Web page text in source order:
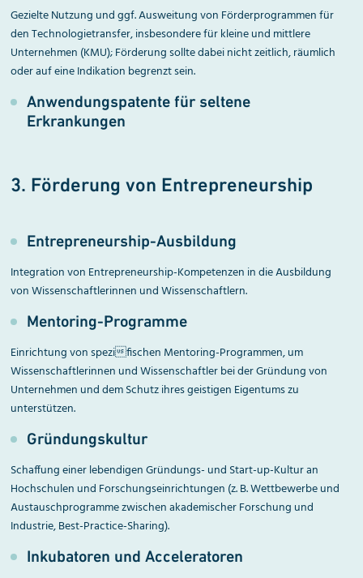
Gezielte Nutzung und ggf. Ausweitung von Förderprogrammen für
den Technologietransfer, insbesondere für kleine und mittlere
Unternehmen (KMU); Förderung sollte dabei nicht zeitlich, räumlich
oder auf eine Indikation begrenzt sein.
Anwendungspatente für seltene
Erkrankungen
3. Förderung von Entrepreneur­ship
Entrepreneurship-Ausbildung
Integration von Entrepreneurship-Kompetenzen in die Ausbildung
von Wissenschaftlerinnen und Wissenschaftlern.
Mentoring-Programme
Einrichtung von spezifischen Mentoring-Programmen, um
Wissenschaftlerinnen und Wissenschaftler bei der Gründung von
Unternehmen und dem Schutz ihres geistigen Eigentums zu
unterstützen.
Gründungskultur
Schaffung einer lebendigen Gründungs- und Start-up-Kultur an
Hochschulen und Forschungseinrichtungen (z. B. Wettbewerbe und
Austauschprogramme zwischen akademischer Forschung und
Industrie, Best-Practice-Sharing).
Inkubatoren und Acceleratoren